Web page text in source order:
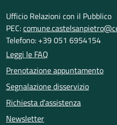
Ufficio Relazioni con il Pubblico
PEC:
Telefono: +39 051 6954154
Leggi le FAQ
Prenotazione appuntamento
Segnalazione disservizio
Richiesta d'assistenza
Newsletter